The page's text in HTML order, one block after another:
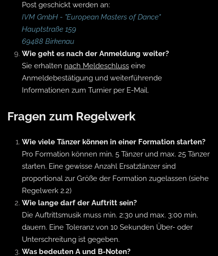
Post geschickt werden an:
IVM GmbH - "European Masters of Dance"
Hauptstraße 159
69488 Birkenau
Wie geht es nach der Anmeldung weiter?
Sie erhalten nach Meldeschluss eine
Anmeldebestätigung und weiterführende
Informationen zum Turnier per E-Mail.
Fragen zum Regelwerk
Wie viele Tänzer können in einer Formation starten?
Pro Formation können min. 5 Tänzer und max. 25 Tänzer
starten. Eine gewisse Anzahl Ersatztänzer sind
proportional zur Größe der Formation zugelassen (siehe
Regelwerk 2.2)
Wie lange darf der Auftritt sein?
Die Auftrittsmusik muss min. 2:30 und max. 3:00 min.
dauern. Eine Toleranz von 10 Sekunden Über- oder
Unterschreitung ist gegeben.
Was bedeuten A und B-Noten?